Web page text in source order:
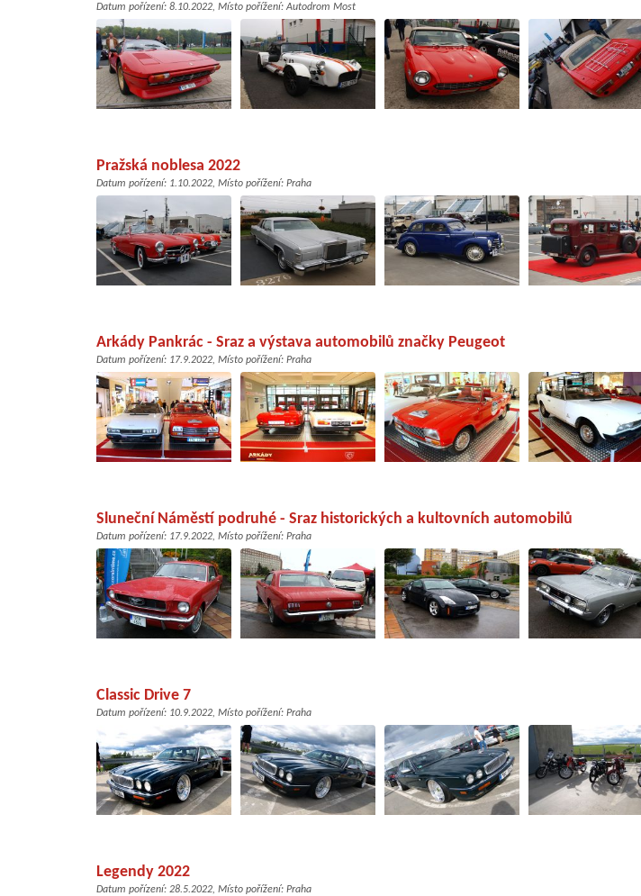
Datum pořízení: 8.10.2022, Místo pořížení: Autodrom Most
Pražská noblesa 2022
Datum pořízení: 1.10.2022, Místo pořížení: Praha
Arkády Pankrác - Sraz a výstava automobilů značky Peugeot
Datum pořízení: 17.9.2022, Místo pořížení: Praha
Sluneční Náměstí podruhé - Sraz historických a kultovních automobilů
Datum pořízení: 17.9.2022, Místo pořížení: Praha
Classic Drive 7
Datum pořízení: 10.9.2022, Místo pořížení: Praha
Legendy 2022
Datum pořízení: 28.5.2022, Místo pořížení: Praha